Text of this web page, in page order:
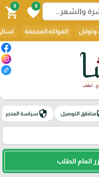
0
favorite
0
shopping_cart
وتوابل الفواكه المجففة
مناطق التوصيل securityسياسة المتجر
اتمام الطلب